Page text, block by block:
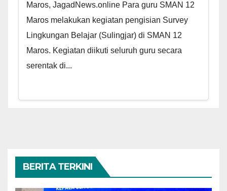
Maros, JagadNews.online Para guru SMAN 12
Maros melakukan kegiatan pengisian Survey
Lingkungan Belajar (Sulingjar) di SMAN 12
Maros. Kegiatan diikuti seluruh guru secara
serentak di...
BERITA TERKINI